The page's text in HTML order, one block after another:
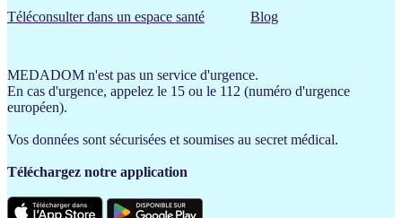
Téléconsulter dans un espace santé Blog
MEDADOM n'est pas un service d'urgence.
En cas d'urgence, appelez le 15 ou le 112 (numéro d'urgence
européen).
Vos données sont sécurisées et soumises au secret médical.
Téléchargez notre application